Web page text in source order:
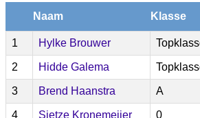
Naam Klasse
1 Hylke Brouwer
2 Hidde Galema
3 Brend Haanstra A
4 Sietze Kronemeijer 0